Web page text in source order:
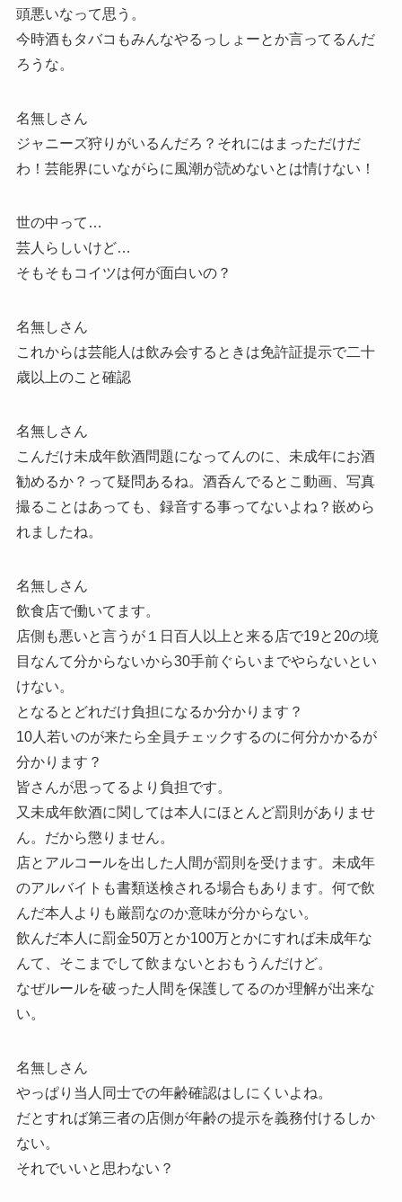
頭悪いなって思う。
今時酒もタバコもみんなやるっしょーとか言ってるんだ
ろうな。
名無しさん
ジャニーズ狩りがいるんだろ？それにはまっただけだ
わ！芸能界にいながらに風潮が読めないとは情けない！
世の中って…
芸人らしいけど…
そもそもコイツは何が面白いの？
名無しさん
これからは芸能人は飲み会するときは免許証提示で二十
歳以上のこと確認
名無しさん
こんだけ未成年飲酒問題になってんのに、未成年にお酒
勧めるか？って疑問あるね。酒呑んでるとこ動画、写真
撮ることはあっても、録音する事ってないよね？嵌めら
れましたね。
名無しさん
飲食店で働いてます。
店側も悪いと言うが１日百人以上と来る店で19と20の境
目なんて分からないから30手前ぐらいまでやらないとい
けない。
となるとどれだけ負担になるか分かります？
10人若いのが来たら全員チェックするのに何分かかるが
分かります？
皆さんが思ってるより負担です。
又未成年飲酒に関しては本人にほとんど罰則がありませ
ん。だから懲りません。
店とアルコールを出した人間が罰則を受けます。未成年
のアルバイトも書類送検される場合もあります。何で飲
んだ本人よりも厳罰なのか意味が分からない。
飲んだ本人に罰金50万とか100万とかにすれば未成年な
んて、そこまでして飲まないとおもうんだけど。
なぜルールを破った人間を保護してるのか理解が出来な
い。
名無しさん
やっぱり当人同士での年齢確認はしにくいよね。
だとすれば第三者の店側が年齢の提示を義務付けるしか
ない。
それでいいと思わない？